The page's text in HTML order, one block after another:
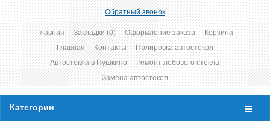
Обратный звонок
Главная Закладки (0) Оформление заказа
Корзина
Главная
Контакты
Полировка автостекол
Автостекла в Пушкино
Ремонт лобового стекла
Замена автостекол
Категории